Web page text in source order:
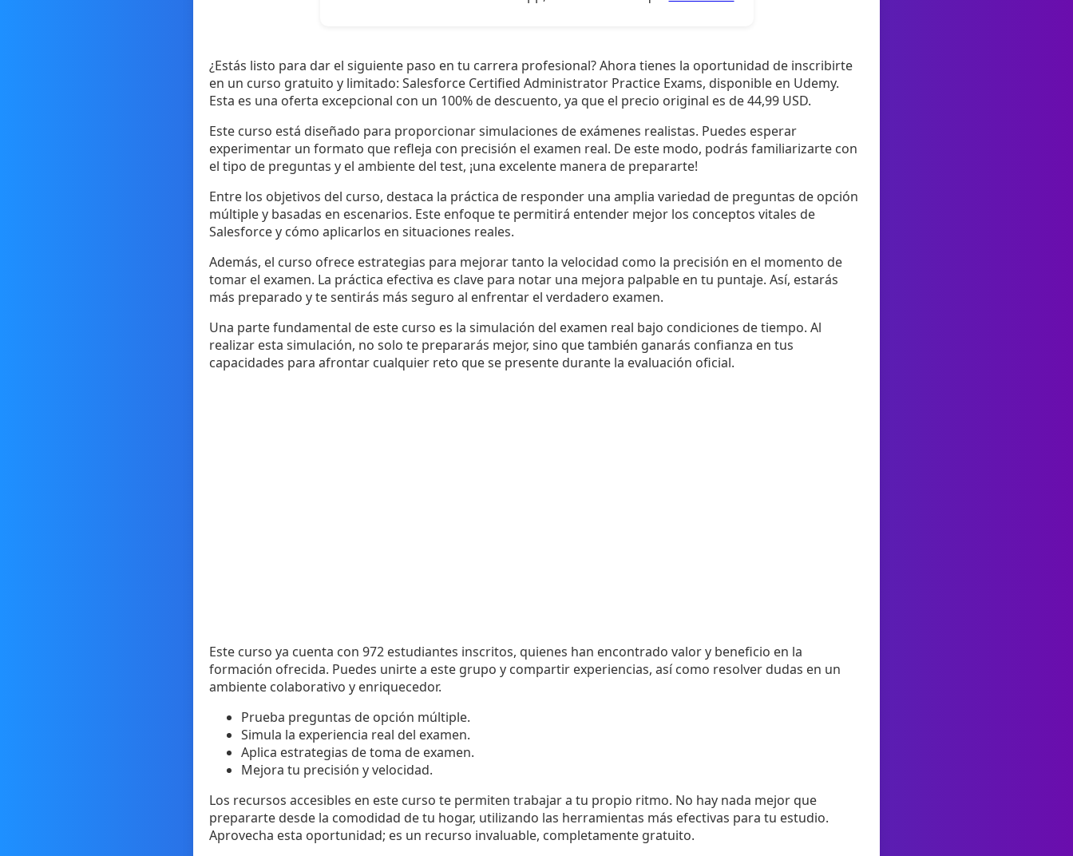
¿Estás listo para dar el siguiente paso en tu carrera profesional? Ahora tienes la oportunidad de inscribirte
en un curso gratuito y limitado: Salesforce Certified Administrator Practice Exams, disponible en Udemy.
Esta es una oferta excepcional con un 100% de descuento, ya que el precio original es de 44,99 USD.
Este curso está diseñado para proporcionar simulaciones de exámenes realistas. Puedes esperar
experimentar un formato que refleja con precisión el examen real. De este modo, podrás familiarizarte con
el tipo de preguntas y el ambiente del test, ¡una excelente manera de prepararte!
Entre los objetivos del curso, destaca la práctica de responder una amplia variedad de preguntas de opción
múltiple y basadas en escenarios. Este enfoque te permitirá entender mejor los conceptos vitales de
Salesforce y cómo aplicarlos en situaciones reales.
Además, el curso ofrece estrategias para mejorar tanto la velocidad como la precisión en el momento de
tomar el examen. La práctica efectiva es clave para notar una mejora palpable en tu puntaje. Así, estarás
más preparado y te sentirás más seguro al enfrentar el verdadero examen.
Una parte fundamental de este curso es la simulación del examen real bajo condiciones de tiempo. Al
realizar esta simulación, no solo te prepararás mejor, sino que también ganarás confianza en tus
capacidades para afrontar cualquier reto que se presente durante la evaluación oficial.
Este curso ya cuenta con 972 estudiantes inscritos, quienes han encontrado valor y beneficio en la
formación ofrecida. Puedes unirte a este grupo y compartir experiencias, así como resolver dudas en un
ambiente colaborativo y enriquecedor.
Prueba preguntas de opción múltiple.
Simula la experiencia real del examen.
Aplica estrategias de toma de examen.
Mejora tu precisión y velocidad.
Los recursos accesibles en este curso te permiten trabajar a tu propio ritmo. No hay nada mejor que
prepararte desde la comodidad de tu hogar, utilizando las herramientas más efectivas para tu estudio.
Aprovecha esta oportunidad; es un recurso invaluable, completamente gratuito.